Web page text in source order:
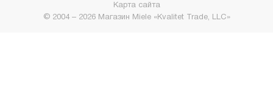
© 2004 – 2026 Магазин Miele «Kvalitet Trade, LLC»
Карта сайта